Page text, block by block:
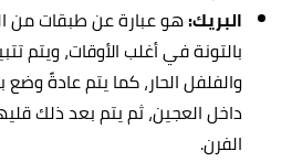
البريك:هو عبارة عن طبقات من
بالتونة في أغلب الأوقات، ويتم
والفلفل الحار، كما يتم عادةً
داخل العجين، ثم يتم بعد ذلك
الفرن.